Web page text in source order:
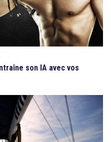
son IA avec vos